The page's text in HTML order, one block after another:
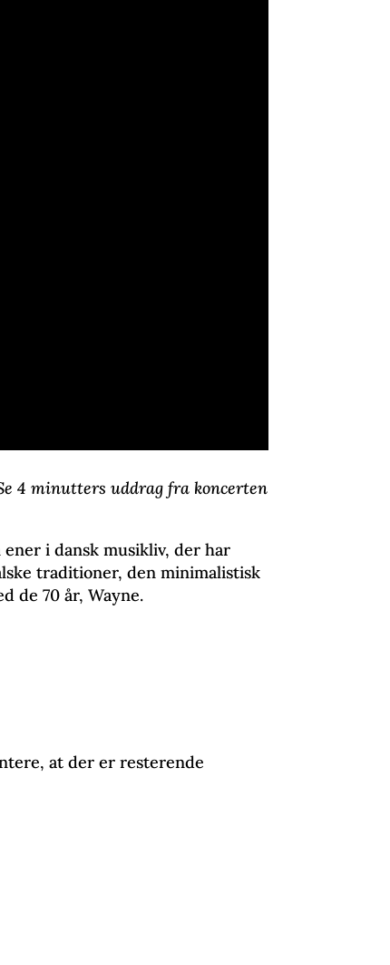
4 minutters uddrag fra koncerten
i dansk musikliv, der har
traditioner, den minimalistisk
de 70 år, Wayne.
at der er resterende